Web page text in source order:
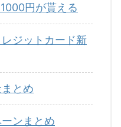
円が貰える
ジットカード新
とめ
ンまとめ